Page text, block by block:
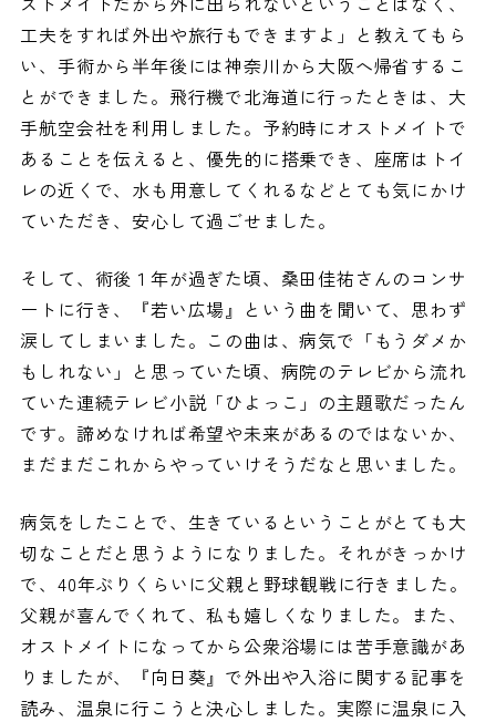
工夫をすれば外出や旅行もできますよ」と教えてもら
い、手術から半年後には神奈川から大阪へ帰省するこ
とができました。飛行機で北海道に行ったときは、大
手航空会社を利用しました。予約時にオストメイトで
あることを伝えると、優先的に搭乗でき、座席はトイ
レの近くで、水も用意してくれるなどとても気にかけ
ていただき、安心して過ごせました。
そして、術後１年が過ぎた頃、桑田佳祐さんのコンサ
ートに行き、『若い広場』という曲を聞いて、思わず
涙してしまいました。この曲は、病気で「もうダメか
もしれない」と思っていた頃、病院のテレビから流れ
ていた連続テレビ小説「ひよっこ」の主題歌だったん
です。諦めなければ希望や未来があるのではないか、
まだまだこれからやっていけそうだなと思いました。
病気をしたことで、生きているということがとても大
切なことだと思うようになりました。それがきっかけ
で、40年ぶりくらいに父親と野球観戦に行きました。
父親が喜んでくれて、私も嬉しくなりました。また、
オストメイトになってから公衆浴場には苦手意識があ
りましたが、『向日葵』で外出や入浴に関する記事を
読み、温泉に行こうと決心しました。実際に温泉に入